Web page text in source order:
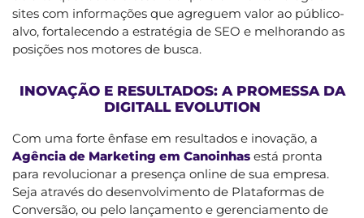
sites com informações que agreguem valor ao público-
alvo, fortalecendo a estratégia de SEO e melhorando as
posições nos motores de busca.
INOVAÇÃO E RESULTADOS: A PROMESSA DA
DIGITALL EVOLUTION
Com uma forte ênfase em resultados e inovação, a
Agência de Marketing em Canoinhas está pronta
para revolucionar a presença online de sua empresa.
Seja através do desenvolvimento de Plataformas de
Conversão, ou pelo lançamento e gerenciamento de